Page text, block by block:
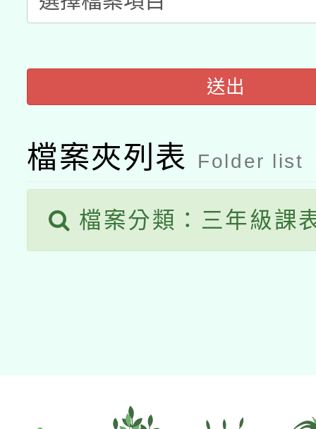
用水績優單位及節水達
動」
桃園市孔廟祈福系列
2026年桃園地景藝術
送出
檔案夾列表 Folder list
檔案分類：三年級課